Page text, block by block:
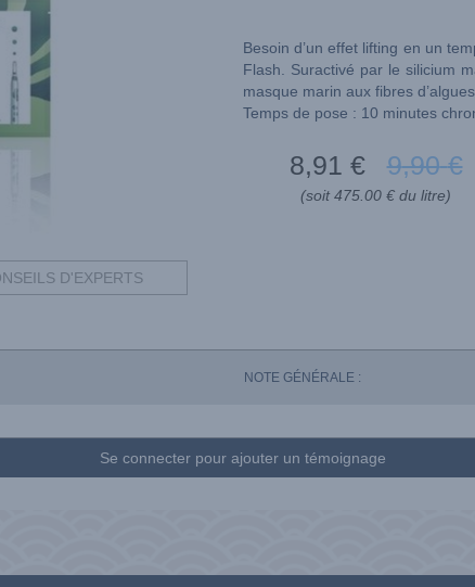
Besoin d’un effet lifting en un
Flash. Suractivé par le silicium
masque marin aux fibres
Temps de pose : 10 minutes
8,91 € 9,90 €
(soit 475.00 € du litre)
D'EXPERTS
NOTE GÉNÉRALE :
Se connecter pour ajouter un témoignage